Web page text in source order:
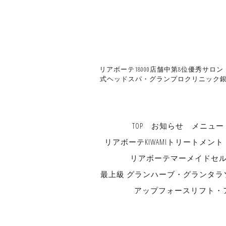
リアボーテ18000店舗中第8位優秀サロ
式ヘッドスパ・グランプロクリニック
TOP お知らせ
メニュー
リアボーテKIWAMIトリートメント
リアボーテマーメイドセ
最上級 グランハーブ・グランタ
アップフォースリフト